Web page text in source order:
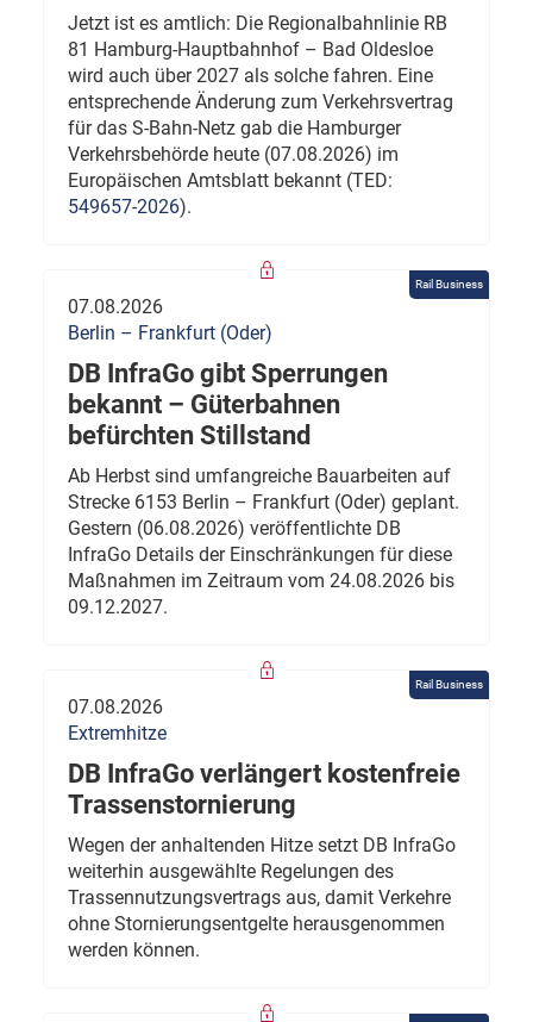
Jetzt ist es amtlich: Die Regionalbahnlinie RB
81 Hamburg-Hauptbahnhof – Bad Oldesloe
wird auch über 2027 als solche fahren. Eine
entsprechende Änderung zum Verkehrsvertrag
für das S-Bahn-Netz gab die Hamburger
Verkehrsbehörde heute (07.08.2026) im
Europäischen Amtsblatt bekannt (TED:
549657-2026).
Rail Business
07.08.2026
Berlin – Frankfurt (Oder)
DB InfraGo gibt Sperrungen
bekannt – Güterbahnen
befürchten Stillstand
Ab Herbst sind umfangreiche Bauarbeiten auf
Strecke 6153 Berlin – Frankfurt (Oder) geplant.
Gestern (06.08.2026) veröffentlichte DB
InfraGo Details der Einschränkungen für diese
Maßnahmen im Zeitraum vom 24.08.2026 bis
09.12.2027.
Rail Business
07.08.2026
Extremhitze
DB InfraGo verlängert kostenfreie
Trassenstornierung
Wegen der anhaltenden Hitze setzt DB InfraGo
weiterhin ausgewählte Regelungen des
Trassennutzungsvertrags aus, damit Verkehre
ohne Stornierungsentgelte herausgenommen
werden können.